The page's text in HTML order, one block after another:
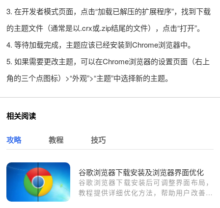
3. 在开发者模式页面，点击“加载已解压的扩展程序”，找到下载
的主题文件（通常是以.crx或.zip结尾的文件），点击“打开”。
4. 等待加载完成，主题应该已经安装到Chrome浏览器中。
5. 如果需要更改主题，可以在Chrome浏览器的设置页面（右上
角的三个点图标）>“外观”>“主题”中选择新的主题。
相关阅读
攻略 教程 技巧
谷歌浏览器下载安装及浏览器界面优化
谷歌浏览器下载安装后可调整界面布局，
教程提供详细优化方法，帮助用户改善浏